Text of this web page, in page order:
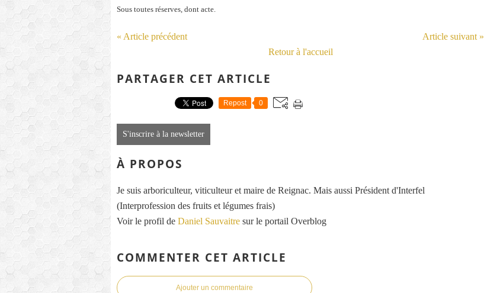
Sous toutes réserves, dont acte.
« Article précédent
Article suivant »
Retour à l'accueil
PARTAGER CET ARTICLE
Repost 0
S'inscrire à la newsletter
À PROPOS
Je suis arboriculteur, viticulteur et maire de Reignac. Mais aussi Président d'Interfel
(Interprofession des fruits et légumes frais)
Voir le profil de Daniel Sauvaitre sur le portail Overblog
COMMENTER CET ARTICLE
Ajouter un commentaire